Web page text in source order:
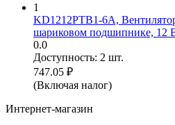
1
KD1212PTB1-6A,
шариковом подшипнике, 12
0.0
Доступность: 2 шт.
747.05 ₽
(Включая налог)
Интернет-магазин